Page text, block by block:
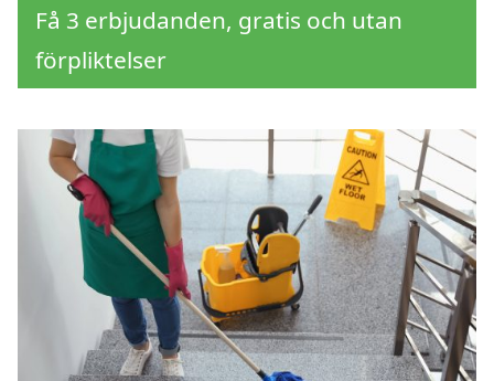
Få 3 erbjudanden, gratis och utan
förpliktelser